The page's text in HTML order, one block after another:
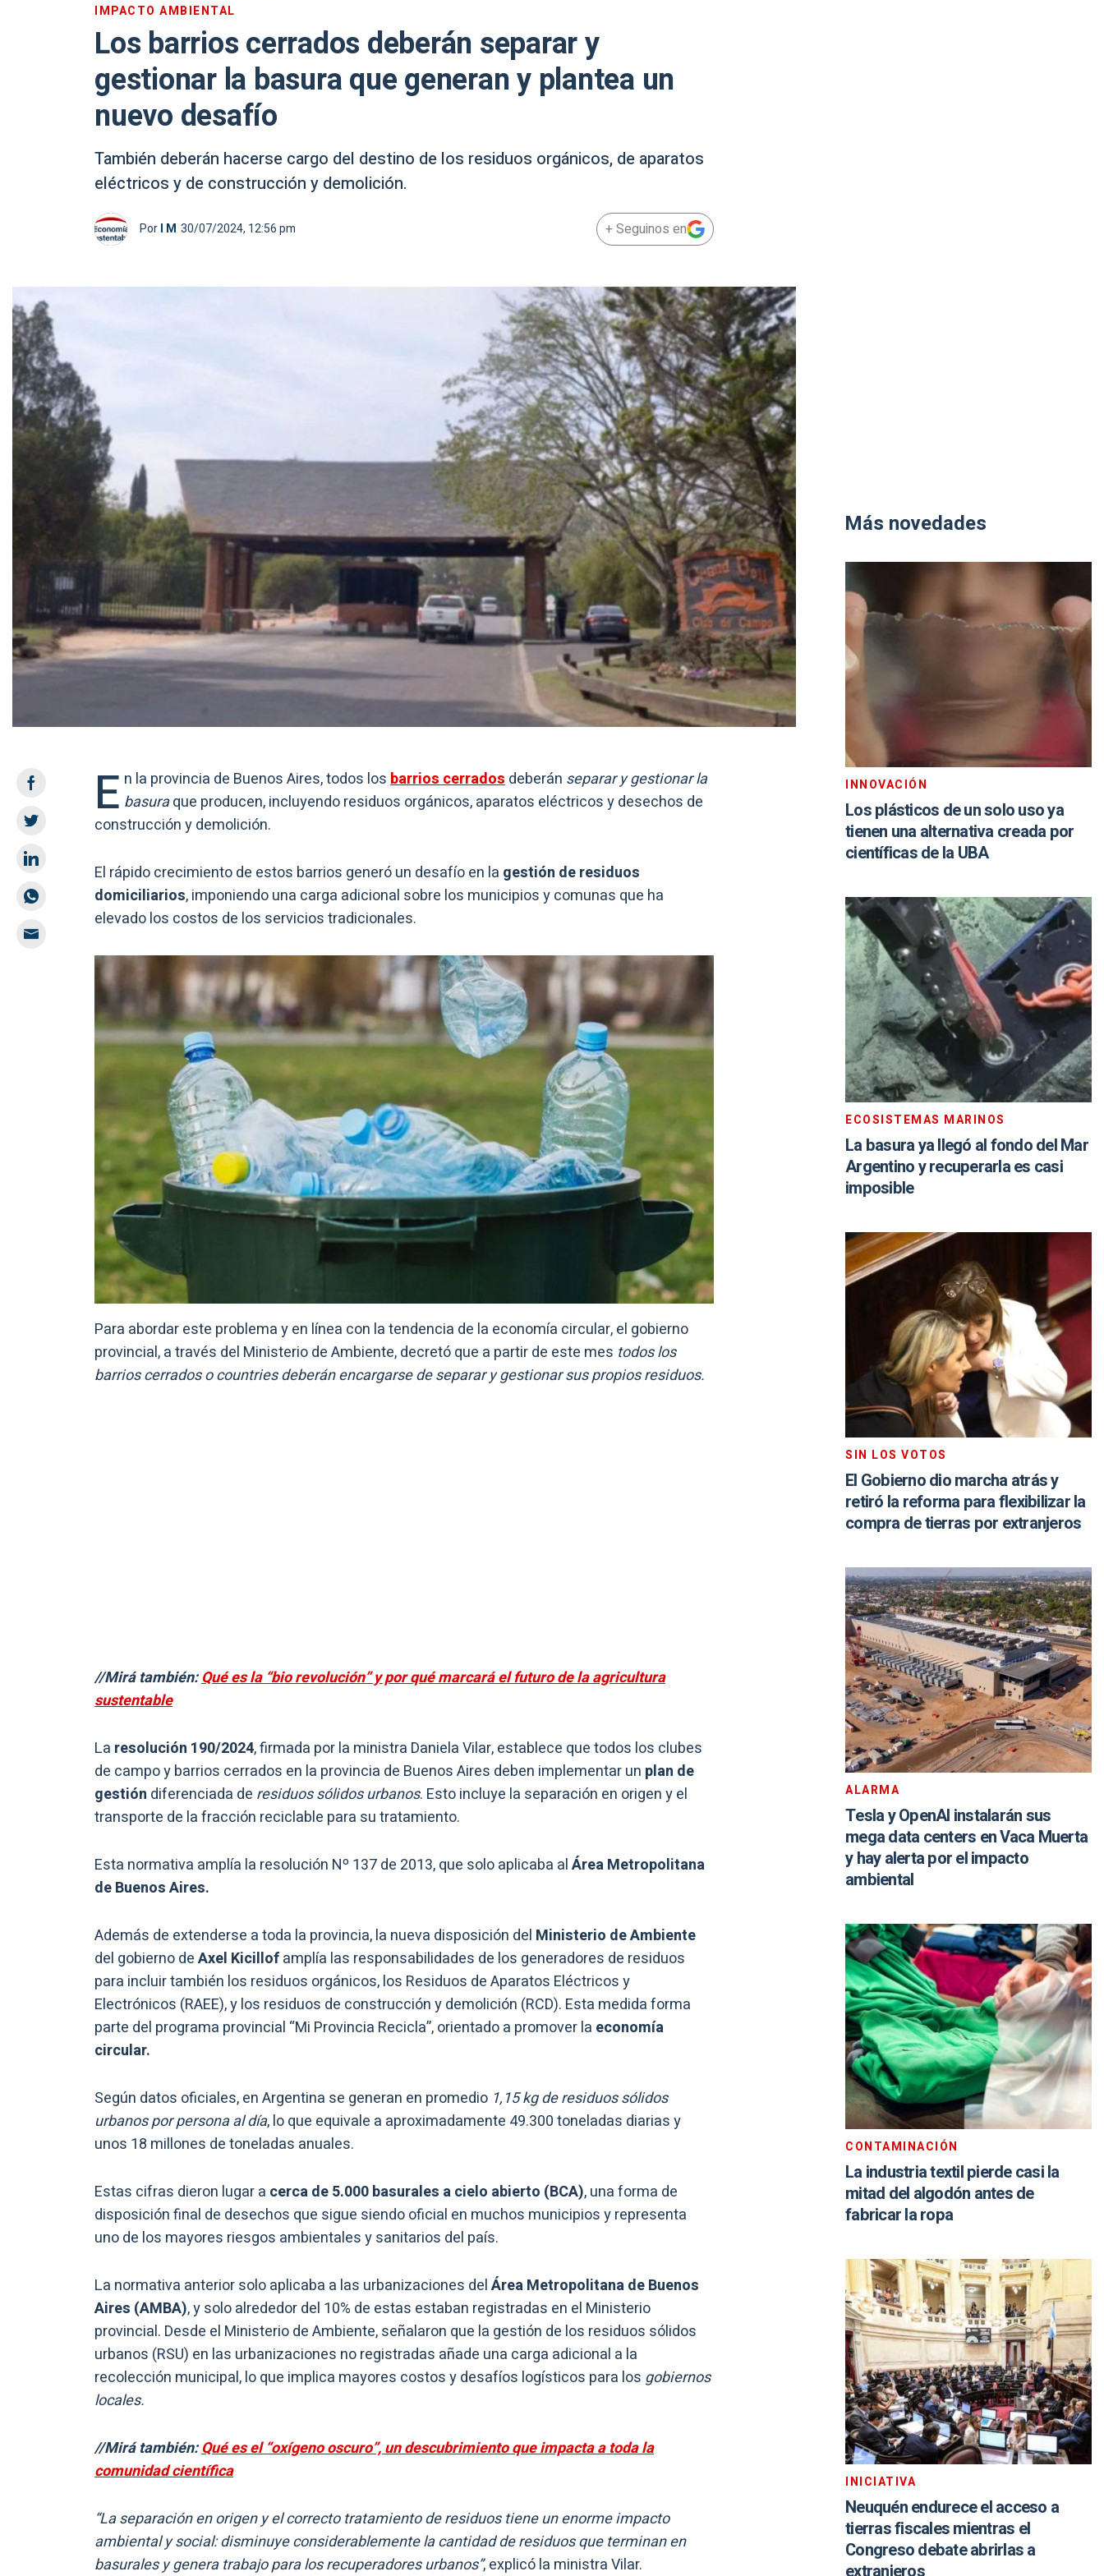
IMPACTO AMBIENTAL
Los barrios cerrados deberán separar y
gestionar la basura que generan y plantea un
nuevo desafío
También deberán hacerse cargo del destino de los residuos orgánicos, de aparatos
eléctricos y de construcción y demolición.
PorI M 30/07/2024, 12:56 pm + Seguinos en
E n la provincia de Buenos Aires, todos losbarrios cerradosdeberán separar y gestionar la
basuraque producen, incluyendo residuos orgánicos, aparatos eléctricos y desechos de
construcción y demolición.
El rápido crecimiento de estos barrios generó un desafío en la gestión de residuos
domiciliarios, imponiendo una carga adicional sobre los municipios y comunas que ha
elevado los costos de los servicios tradicionales.
Para abordar este problema y en línea con la tendencia de la economía circular, el gobierno
provincial, a través del Ministerio de Ambiente, decretó que a partir de este mes todos los
barrios cerrados o countries deberán encargarse de separar y gestionar sus propios residuos.
//Mirá también:Qué es la “bio revolución” y por qué marcará el futuro de la agricultura
sustentable
La resolución 190/2024, firmada por la ministra Daniela Vilar, establece que todos los clubes
de campo y barrios cerrados en la provincia de Buenos Aires deben implementar un plan de
gestión diferenciada de residuos sólidos urbanos. Esto incluye la separación en origen y el
transporte de la fracción reciclable para su tratamiento.
Esta normativa amplía la resolución Nº 137 de 2013, que solo aplicaba alÁrea Metropolitana
de Buenos Aires.
Además de extenderse a toda la provincia, la nueva disposición del Ministerio de Ambiente
del gobierno deAxel Kicillofamplía las responsabilidades de los generadores de residuos
para incluir también los residuos orgánicos, los Residuos de Aparatos Eléctricos y
Electrónicos (RAEE), y los residuos de construcción y demolición (RCD). Esta medida forma
parte del programa provincial “Mi Provincia Recicla”, orientado a promover la economía
circular.
Según datos oficiales, en Argentina se generan en promedio 1,15 kg de residuos sólidos
urbanos por persona al día, lo que equivale a aproximadamente 49.300 toneladas diarias y
unos 18 millones de toneladas anuales.
Estas cifras dieron lugar a cerca de 5.000 basurales a cielo abierto (BCA), una forma de
disposición final de desechos que sigue siendo oficial en muchos municipios y representa
uno de los mayores riesgos ambientales y sanitarios del país.
La normativa anterior solo aplicaba a las urbanizaciones delÁrea Metropolitana de Buenos
Aires (AMBA), y solo alrededor del 10% de estas estaban registradas en el Ministerio
provincial. Desde el Ministerio de Ambiente, señalaron que la gestión de los residuos sólidos
urbanos (RSU) en las urbanizaciones no registradas añade una carga adicional a la
recolección municipal, lo que implica mayores costos y desafíos logísticos para los gobiernos
locales.
//Mirá también:Qué es el “oxígeno oscuro”, un descubrimiento que impacta a toda la
comunidad científica
“La separación en origen y el correcto tratamiento de residuos tiene un enorme impacto
ambiental y social: disminuye considerablemente la cantidad de residuos que terminan en
basurales y genera trabajo para los recuperadores urbanos”, explicó la ministra Vilar.
Más novedades
INNOVACIÓN
Los plásticos de un solo uso ya
tienen una alternativa creada por
científicas de la UBA
ECOSISTEMAS MARINOS
La basura ya llegó al fondo del Mar
Argentino y recuperarla es casi
imposible
SIN LOS VOTOS
El Gobierno dio marcha atrás y
retiró la reforma para flexibilizar la
compra de tierras por extranjeros
ALARMA
Tesla y OpenAI instalarán sus
mega data centers en Vaca Muerta
y hay alerta por el impacto
ambiental
CONTAMINACIÓN
La industria textil pierde casi la
mitad del algodón antes de
fabricar la ropa
INICIATIVA
Neuquén endurece el acceso a
tierras fiscales mientras el
Congreso debate abrirlas a